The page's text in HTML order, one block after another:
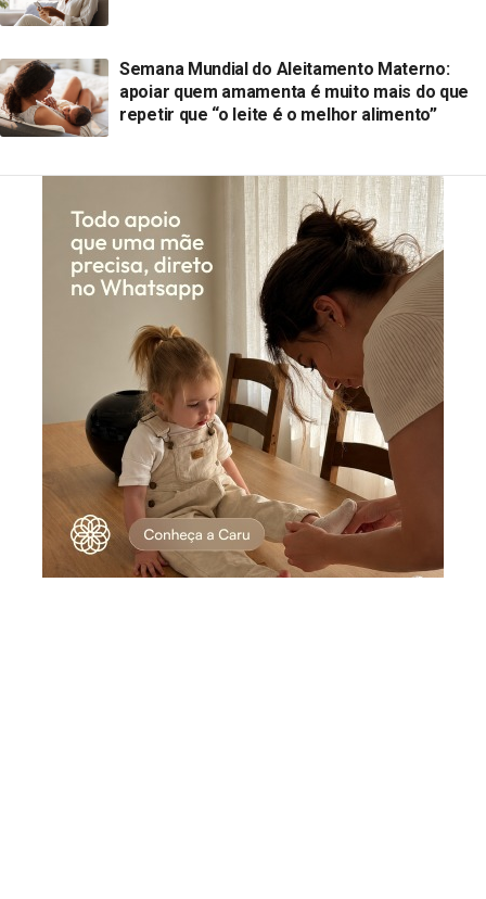
Semana Mundial do Aleitamento Materno:
apoiar quem amamenta é muito mais do que
repetir que “o leite é o melhor alimento”